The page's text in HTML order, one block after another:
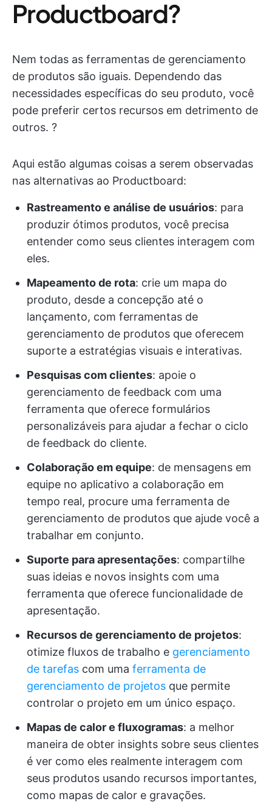
Productboard?
Nem todas as ferramentas de gerenciamento
de produtos são iguais. Dependendo das
necessidades específicas do seu produto, você
pode preferir certos recursos em detrimento de
outros. ?️
Aqui estão algumas coisas a serem observadas
nas alternativas ao Productboard:
Rastreamento e análise de usuários: para
produzir ótimos produtos, você precisa
entender como seus clientes interagem com
eles.
Mapeamento de rota: crie um mapa do
produto, desde a concepção até o
lançamento, com ferramentas de
gerenciamento de produtos que oferecem
suporte a estratégias visuais e interativas.
Pesquisas com clientes: apoie o
gerenciamento de feedback com uma
ferramenta que oferece formulários
personalizáveis para ajudar a fechar o ciclo
de feedback do cliente.
Colaboração em equipe: de mensagens em
equipe no aplicativo a colaboração em
tempo real, procure uma ferramenta de
gerenciamento de produtos que ajude você a
trabalhar em conjunto.
Suporte para apresentações: compartilhe
suas ideias e novos insights com uma
ferramenta que oferece funcionalidade de
apresentação.
Recursos de gerenciamento de projetos:
otimize fluxos de trabalho e gerenciamento
de tarefas com uma ferramenta de
gerenciamento de projetos que permite
controlar o projeto em um único espaço.
Mapas de calor e fluxogramas: a melhor
maneira de obter insights sobre seus clientes
é ver como eles realmente interagem com
seus produtos usando recursos importantes,
como mapas de calor e gravações.